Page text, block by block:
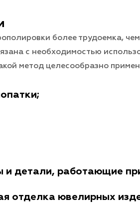
более трудоемка,
с необходимостью
метод целесообразно
и детали, работающие
отделка ювелирных